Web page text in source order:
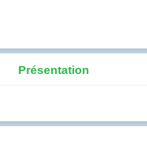
Présentation